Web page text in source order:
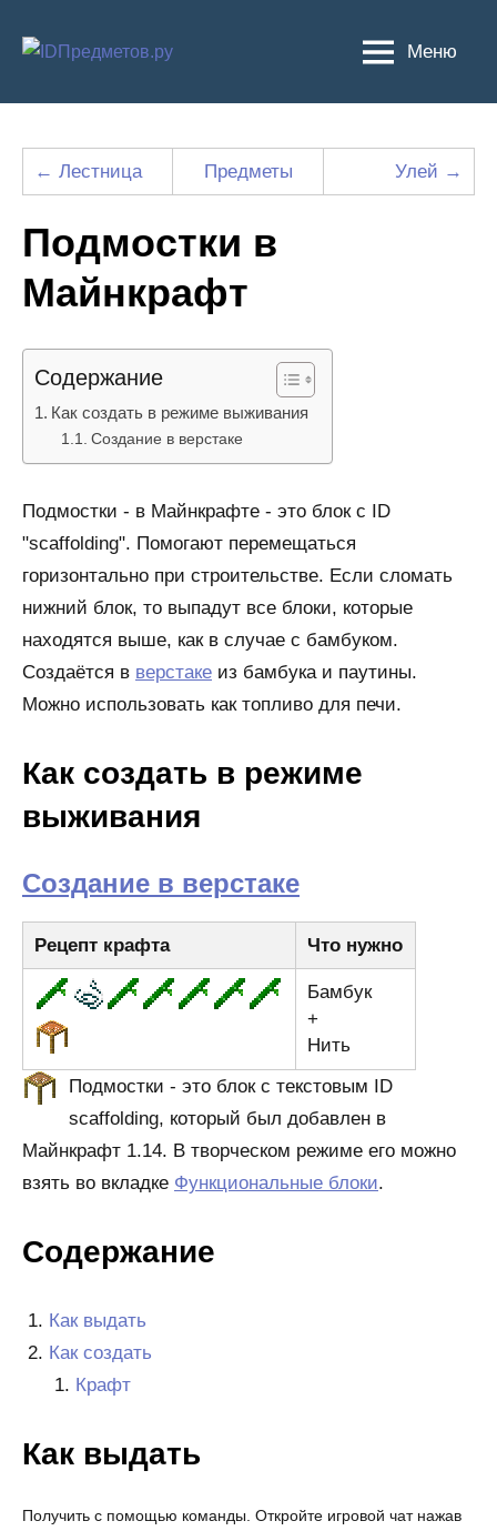
Меню
← Лестница Предметы Улей →
Подмостки в
Майнкрафт
Содержание
Как создать в режиме выживания
Создание в верстаке
Подмостки - в Майнкрафте - это блок с ID
"scaffolding". Помогают перемещаться
горизонтально при строительстве. Если сломать
нижний блок, то выпадут все блоки, которые
находятся выше, как в случае с бамбуком.
Создаётся в верстаке из бамбука и паутины.
Можно использовать как топливо для печи.
Как создать в режиме
выживания
Создание в верстаке
Рецепт крафта Что нужно
Бамбук
+
Нить
Подмостки - это блок с текстовым ID
scaffolding, который был добавлен в
Майнкрафт 1.14. В творческом режиме его можно
взять во вкладке Функциональные блоки.
Содержание
Как выдать
Как создать
Крафт
Как выдать
Получить с помощью команды. Откройте игровой чат нажав